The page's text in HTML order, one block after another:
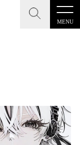
MENU
CLOSE
CLOSE
ィア